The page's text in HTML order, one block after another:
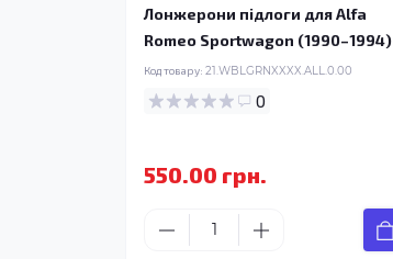
Лонжерони підлоги для Alfa
Romeo Sportwagon (1990–1994)
Код товару: 21.WBLGRNXXXX.ALL.0.00
0
550.00 грн.